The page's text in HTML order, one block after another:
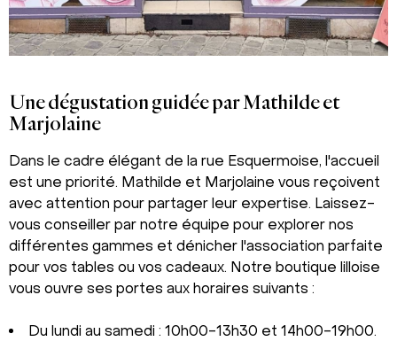
Une dégustation guidée par Mathilde et
Marjolaine
Dans le cadre élégant de la rue Esquermoise, l'accueil
est une priorité. Mathilde et Marjolaine vous reçoivent
avec attention pour partager leur expertise. Laissez-
vous conseiller par notre équipe pour explorer nos
différentes gammes et dénicher l'association parfaite
pour vos tables ou vos cadeaux. Notre boutique lilloise
vous ouvre ses portes aux horaires suivants :
Du lundi au samedi : 10h00-13h30 et 14h00-19h00.